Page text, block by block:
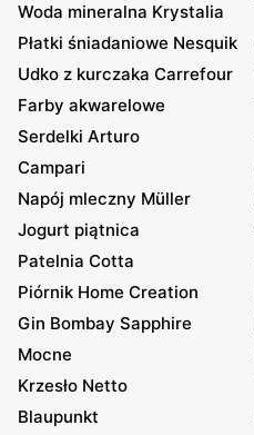
Woda mineralna Krystalia
Płatki śniadaniowe Nesquik
Udko z kurczaka Carrefour
Farby akwarelowe
Serdelki Arturo
Campari
Napój mleczny Müller
Jogurt piątnica
Patelnia Cotta
Piórnik Home Creation
Gin Bombay Sapphire
Mocne
Krzesło Netto
Blaupunkt